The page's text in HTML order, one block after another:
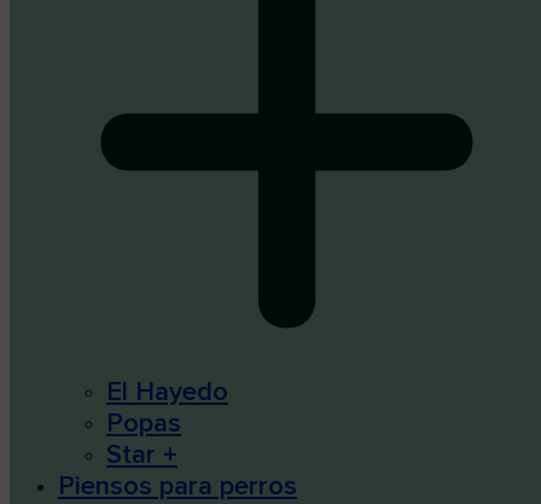
El Hayedo
Popas
Star +
Piensos para perros